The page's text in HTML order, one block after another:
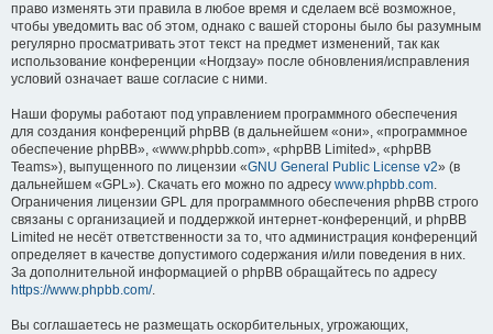
право изменять эти правила в любое время и сделаем всё возможное,
чтобы уведомить вас об этом, однако с вашей стороны было бы разумным
регулярно просматривать этот текст на предмет изменений, так как
использование конференции «Ногдзау» после обновления/исправления
условий означает ваше согласие с ними.
Наши форумы работают под управлением программного обеспечения
для создания конференций phpBB (в дальнейшем «они», «программное
обеспечение phpBB», «www.phpbb.com», «phpBB Limited», «phpBB
Teams»), выпущенного по лицензии «GNU General Public License v2» (в
дальнейшем «GPL»). Скачать его можно по адресу www.phpbb.com.
Ограничения лицензии GPL для программного обеспечения phpBB строго
связаны с организацией и поддержкой интернет-конференций, и phpBB
Limited не несёт ответственности за то, что администрация конференций
определяет в качестве допустимого содержания и/или поведения в них.
За дополнительной информацией о phpBB обращайтесь по адресу
https://www.phpbb.com/.
Вы соглашаетесь не размещать оскорбительных, угрожающих,